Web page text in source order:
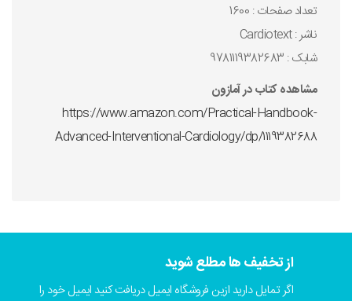
تعداد صفحات : 1600
ناشر : Cardiotext
شابک : 9781119382683
مشاهده کتاب در آمازون
https://www.amazon.com/Practical-Handbook-
Advanced-Interventional-Cardiology/dp/1119382688
از تخفیف ها مطلع شوید
اگر تمایل دارید ازین فروشگاه ایمیل دریافت کنید ایمیل خود را